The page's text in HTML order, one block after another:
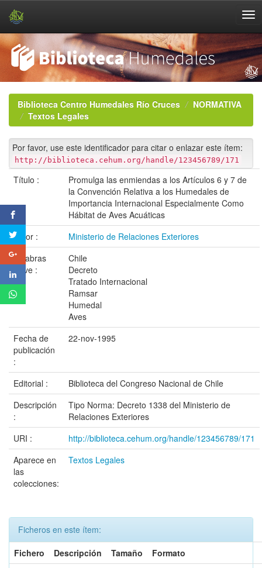
navigationBiblioteca Centro Humedales Río Cruces
NORMATIVA
Textos Legales
Por favor, use este identificador para citar o enlazar este ítem:
http://biblioteca.cehum.org/handle/123456789/171
Título :
Promulga las enmiendas a los Artículos 6 y 7 de
la Convención Relativa a los Humedales de
Importancia Internacional Especialmente Como
Hábitat de Aves Acuáticas
Autor :
Ministerio de Relaciones Exteriores
Palabras
clave :
Chile
Decreto
Tratado Internacional
Ramsar
Humedal
Aves
Fecha de
publicación
:
22-nov-1995
Editorial :
Biblioteca del Congreso Nacional de Chile
Descripción
:
Tipo Norma: Decreto 1338 del Ministerio de
Relaciones Exteriores
URI :
http://biblioteca.cehum.org/handle/123456789/171
Aparece en
las
colecciones:
Textos Legales
Ficheros en este ítem:
Fichero
Descripción Tamaño
Formato